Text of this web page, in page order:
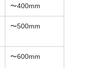
〜400mm
〜500mm
〜600mm